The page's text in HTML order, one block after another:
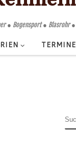
● Bogensport ● Blasrohr ●
TERMINE